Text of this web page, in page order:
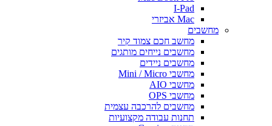
I-Pad
Mac אביזרי
מחשבים
מחשב חכם צמוד קיר
מחשבים נייחים מותגים
מחשבים ניידים
מחשבי Mini / Micro
מחשבי AIO
מחשבי OPS
מחשבים להרכבה עצמית
תחנות עבודה מקצועיות